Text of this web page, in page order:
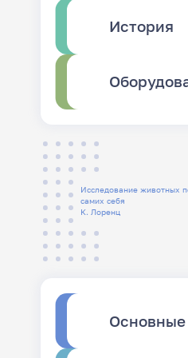
История
Исследование животных
самих себя
К. Лоренц